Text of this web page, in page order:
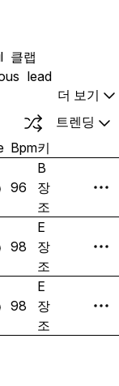
클랩
lead
더 보기
트렌딩
Bpm키
96
B
장
조
98
E
장
조
98
E
장
조